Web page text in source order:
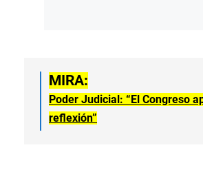
MIRA:
Poder Judicial: “El Congreso
reflexión”